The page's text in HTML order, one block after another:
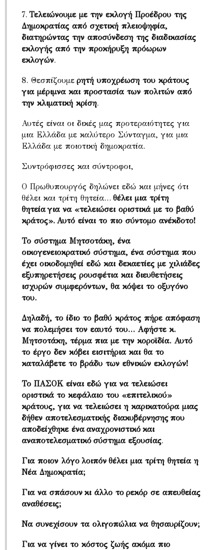
7. Τελειώνουμε με την εκλογή Προέδρου της
Δημοκρατίας από σχετική πλειοψηφία,
διατηρώντας την αποσύνδεση της διαδικασίας
εκλογής από την προκήρυξη πρόωρων
εκλογών.
8. Θεσπίζουμε ρητή υποχρέωση του κράτους
για μέριμνα και προστασία των πολιτών από
την κλιματική κρίση.
Αυτές είναι οι δικές μας προτεραιότητες για
μια Ελλάδα με καλύτερο Σύνταγμα, για μια
Ελλάδα με ποιοτική δημοκρατία.
Συντρόφισσες και σύντροφοι,
Ο Πρωθυπουργός δηλώνει εδώ και μήνες ότι
θέλει και τρίτη θητεία… θέλει μια τρίτη
θητεία για να «τελειώσει οριστικά με το βαθύ
κράτος». Αυτό είναι το πιο σύντομο ανέκδοτο!
Το σύστημα Μητσοτάκη, ένα
οικογενειοκρατικό σύστημα, ένα σύστημα που
έχει οικοδομηθεί εδώ και δεκαετίες με χιλιάδες
εξυπηρετήσεις ρουσφέτια και διευθετήσεις
ισχυρών συμφερόντων, θα κόψει το οξυγόνο
του.
Δηλαδή, το ίδιο το βαθύ κράτος πήρε απόφαση
να πολεμήσει τον εαυτό του… Αφήστε κ.
Μητσοτάκη, τέρμα πια με την κοροϊδία. Αυτό
το έργο δεν κόβει εισιτήρια και θα το
καταλάβετε το βράδυ των εθνικών εκλογών!
Το ΠΑΣΟΚ είναι εδώ για να τελειώσει
οριστικά το κεφάλαιο του «επιτελικού»
κράτους, για να τελειώσει η καρικατούρα μιας
δήθεν αποτελεσματικής διακυβέρνησης που
αποδείχθηκε ένα αναχρονιστικό και
αναποτελεσματικό σύστημα εξουσίας.
Για ποιον λόγο λοιπόν θέλει μια τρίτη θητεία η
Νέα Δημοκρατία;
Για να σπάσουν κι άλλο το ρεκόρ σε απευθείας
αναθέσεις;
Να συνεχίσουν τα ολιγοπώλια να θησαυρίζουν;
Για να γίνει το κόστος ζωής ακόμα πιο